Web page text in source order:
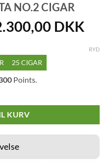
NO.2 CIGAR
DKK
til
25 CIGAR
RYD
Points.
KURV